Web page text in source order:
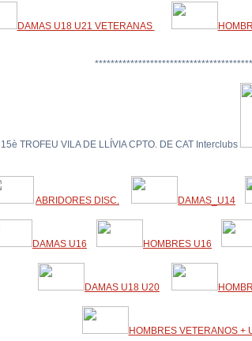
DAMAS U18 U21 VETERANAS
****************************************
TROFEU VILA DE LLÍVIA CPTO. DE CAT Interclubs
ABRIDORES DISC. DAMAS_U14
DAMAS U16 HOMBRES U16
DAMAS U18 U20
HOMBRES VETERANOS +